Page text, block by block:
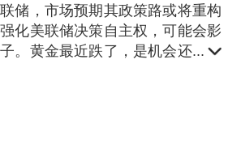
储，市场预期其政策路或将重构
化美联储决策自主权，可能会影
。黄金最近跌了，是机会还是风